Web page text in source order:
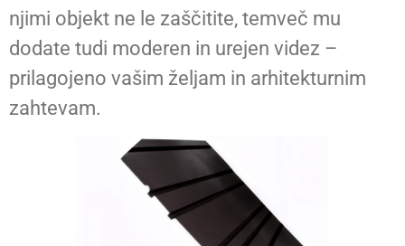
njimi objekt ne le zaščitite, temveč mu
dodate tudi moderen in urejen videz –
prilagojeno vašim željam in arhitekturnim
zahtevam.